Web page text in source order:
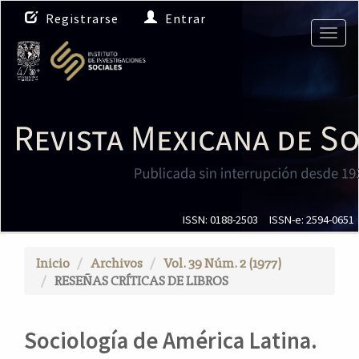
N
a
v
e
g
i
ó
n
c
C
Registrarse Entrar
ISSN: 0188-2503 ISSN-e: 2594-0651
Inicio Archivos
Vol. 39 Núm. 2 (1977)
RESEÑAS CRÍTICAS DE LIBROS
Sociología de América Latina.